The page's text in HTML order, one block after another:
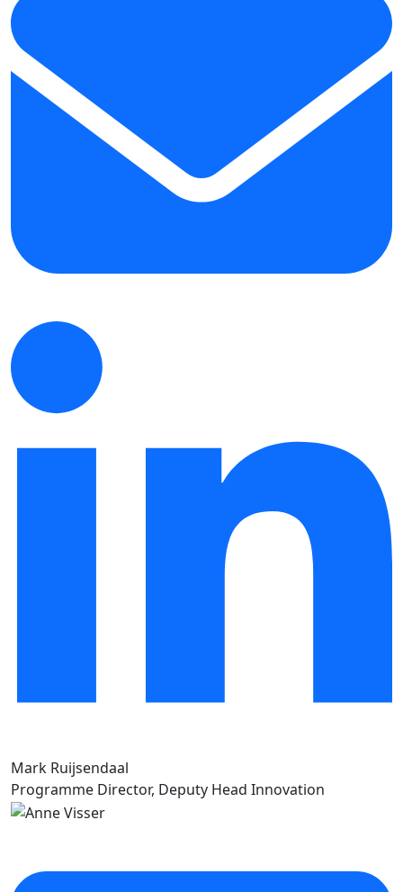
Mark Ruijsendaal
Programme Director, Deputy Head Innovation